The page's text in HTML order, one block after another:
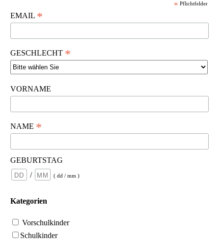
* Pflichtfelder
EMAIL *
GESCHLECHT *
VORNAME
NAME *
GEBURTSTAG
/
( dd / mm )
Kategorien
Vorschulkinder
Schulkinder